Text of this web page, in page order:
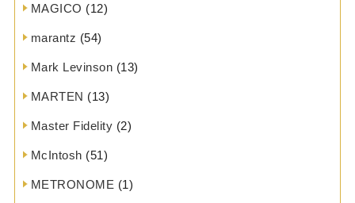
MAGICO (12)
marantz (54)
Mark Levinson (13)
MARTEN (13)
Master Fidelity (2)
McIntosh (51)
METRONOME (1)